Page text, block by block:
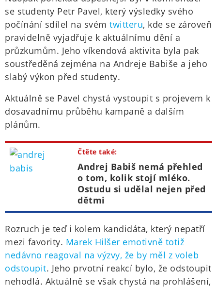
se studenty Petr Pavel, který výsledky svého
počínání sdílel na svém twitteru, kde se zároveň
pravidelně vyjadřuje k aktuálnímu dění a
průzkumům. Jeho víkendová aktivita byla pak
soustředěná zejména na Andreje Babiše a jeho
slabý výkon před studenty.
Aktuálně se Pavel chystá vystoupit s projevem k
dosavadnímu průběhu kampaně a dalším
plánům.
Čtěte také:
Andrej Babiš nemá přehled
o tom, kolik stojí mléko.
Ostudu si udělal nejen před
dětmi
Rozruch je teď i kolem kandidáta, který nepatří
mezi favority. Marek Hilšer emotivně totiž
nedávno reagoval na výzvy, že by měl z voleb
odstoupit. Jeho prvotní reakcí bylo, že odstoupit
nehodlá. Aktuálně se však chystá na prohlášení,